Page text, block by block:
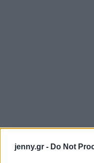
jenny.gr - Do Not